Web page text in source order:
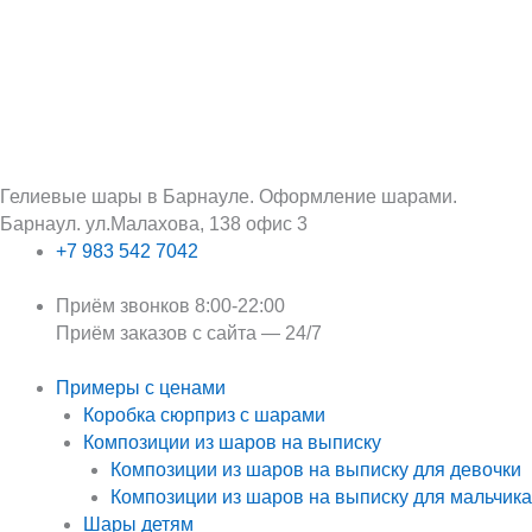
Гелиевые шары в Барнауле. Оформление шарами.
Барнаул. ул.Малахова, 138 офис 3
+7 983 542 7042
Приём звонков 8:00-22:00
Приём заказов с сайта — 24/7
Примеры с ценами
Коробка сюрприз с шарами
Композиции из шаров на выписку
Композиции из шаров на выписку для девочки
Композиции из шаров на выписку для мальчика
Шары детям